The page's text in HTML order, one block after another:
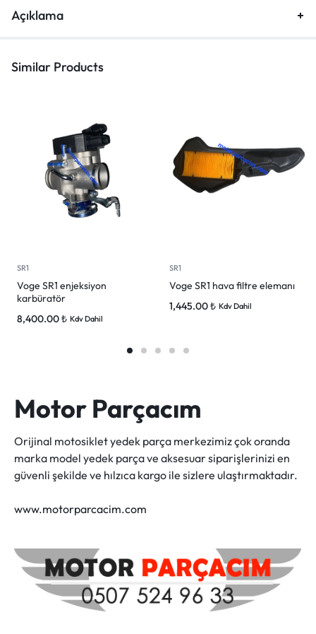
Açıklama
Similar Products
SR1
Voge SR1 enjeksiyon
karbüratör
8,400.00₺ Kdv Dahil
SR1
Voge SR1 hava filtre elemanı
1,445.00₺ Kdv Dahil
Motor Parçacım
Orijinal motosiklet yedek parça merkezimiz çok oranda
marka model yedek parça ve aksesuar siparişlerinizi en
güvenli şekilde ve hılzıca kargo ile sizlere ulaştırmaktadır.
www.motorparcacim.com